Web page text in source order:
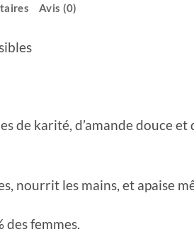
Avis (0)
de karité, d’amande douce
nourrit les mains, et apaise
des femmes.